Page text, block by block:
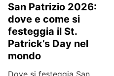
San Patrizio 2026:
dove e come si
festeggia il St.
Patrick’s Day nel
mondo
Dove si festeggia San